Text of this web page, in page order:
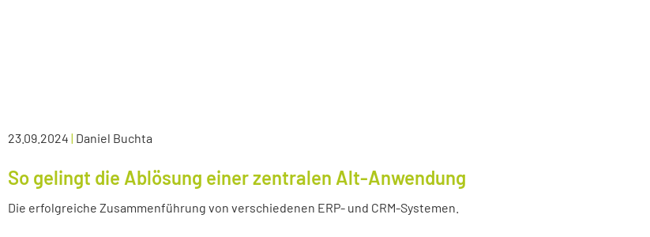
23.09.2024 | Daniel Buchta
So gelingt die Ablösung einer zentralen Alt-Anwendung
Die erfolgreiche Zusammenführung von verschiedenen ERP- und CRM-Systemen.